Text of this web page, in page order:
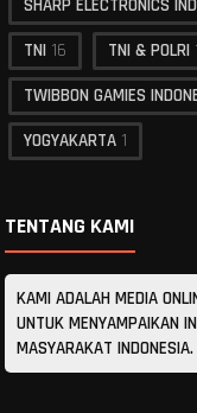
SHARP ELECTRONICS
TNI 16 TNI & POLRI
TWIBBON GAMIES
YOGYAKARTA 1
TENTANG KAMI
KAMI ADALAH MEDIA
UNTUK MENYAMPAIKAN
MASYARAKAT INDONESIA.